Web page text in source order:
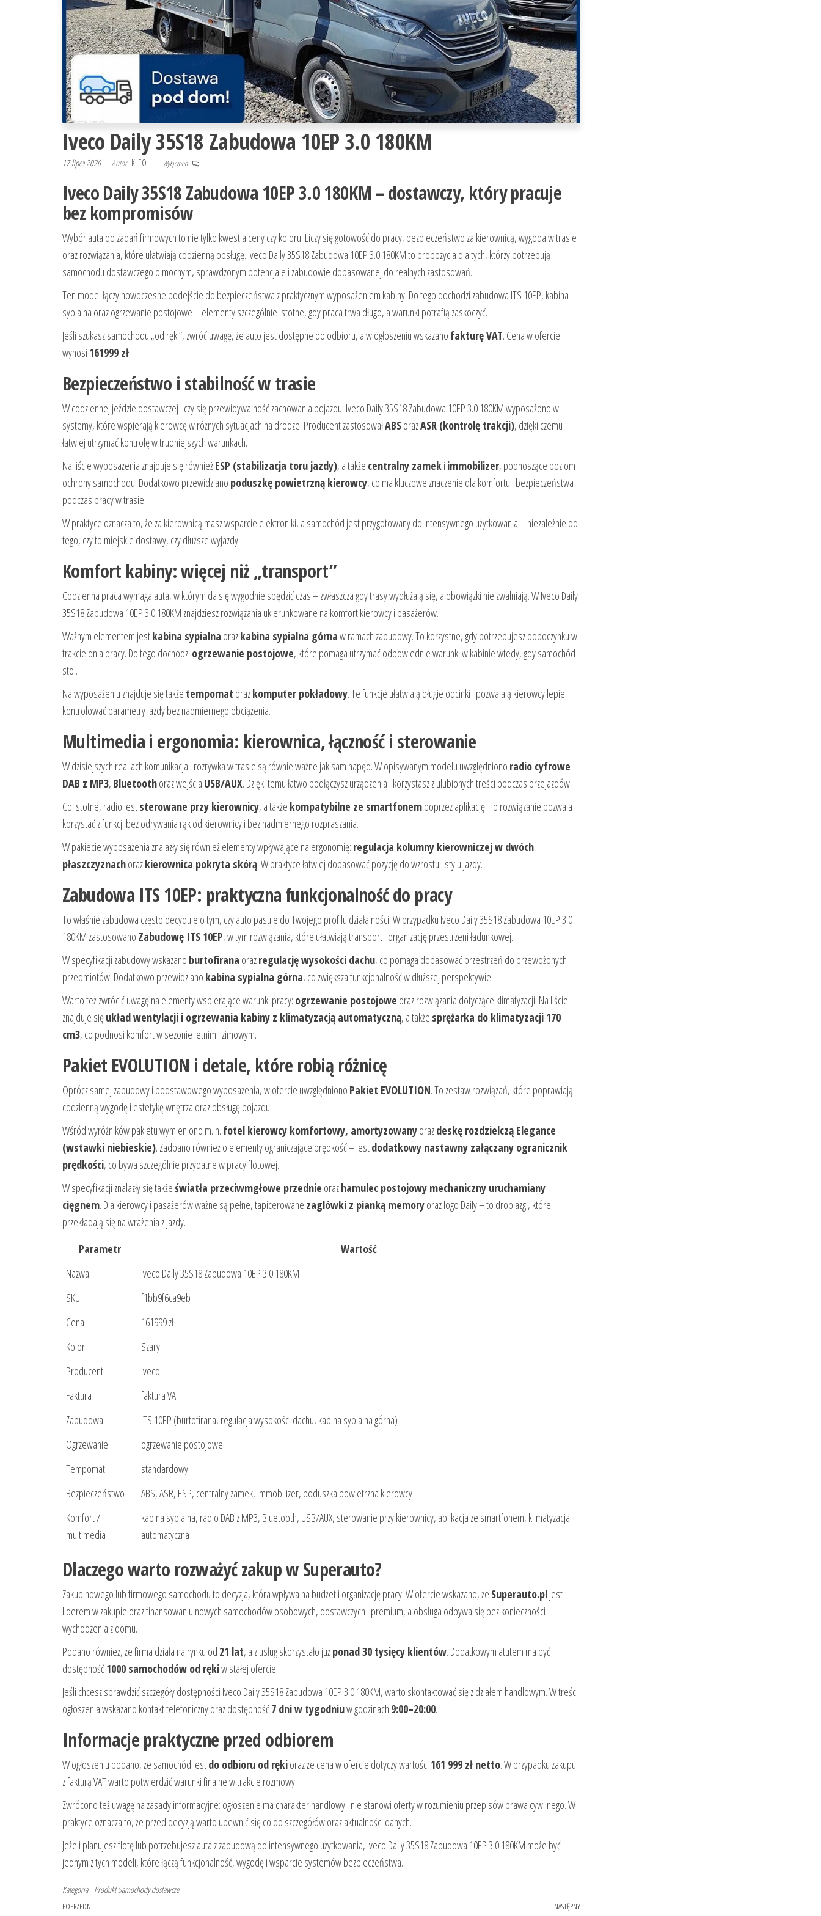
Iveco Daily 35S18 Zabudowa 10EP 3.0 180KM
17 lipca 2026 Autor KLEO Wyłączono
Iveco Daily 35S18 Zabudowa 10EP 3.0 180KM – dostawczy, który pracuje
bez kompromisów
Wybór auta do zadań firmowych to nie tylko kwestia ceny czy koloru. Liczy się gotowość do pracy, bezpieczeństwo za kierownicą, wygoda w trasie
oraz rozwiązania, które ułatwiają codzienną obsługę. Iveco Daily 35S18 Zabudowa 10EP 3.0 180KM to propozycja dla tych, którzy potrzebują
samochodu dostawczego o mocnym, sprawdzonym potencjale i zabudowie dopasowanej do realnych zastosowań.
Ten model łączy nowoczesne podejście do bezpieczeństwa z praktycznym wyposażeniem kabiny. Do tego dochodzi zabudowa ITS 10EP, kabina
sypialna oraz ogrzewanie postojowe – elementy szczególnie istotne, gdy praca trwa długo, a warunki potrafią zaskoczyć.
Jeśli szukasz samochodu „od ręki”, zwróć uwagę, że auto jest dostępne do odbioru, a w ogłoszeniu wskazano fakturę VAT. Cena w ofercie
wynosi 161999 zł.
Bezpieczeństwo i stabilność w trasie
W codziennej jeździe dostawczej liczy się przewidywalność zachowania pojazdu. Iveco Daily 35S18 Zabudowa 10EP 3.0 180KM wyposażono w
systemy, które wspierają kierowcę w różnych sytuacjach na drodze. Producent zastosowałABSorazASR (kontrolę trakcji), dzięki czemu
łatwiej utrzymać kontrolę w trudniejszych warunkach.
Na liście wyposażenia znajduje się równieżESP (stabilizacja toru jazdy), a także centralny zameki immobilizer, podnoszące poziom
ochrony samochodu. Dodatkowo przewidziano poduszkę powietrzną kierowcy, co ma kluczowe znaczenie dla komfortu i bezpieczeństwa
podczas pracy w trasie.
W praktyce oznacza to, że za kierownicą masz wsparcie elektroniki, a samochód jest przygotowany do intensywnego użytkowania – niezależnie od
tego, czy to miejskie dostawy, czy dłuższe wyjazdy.
Komfort kabiny: więcej niż „transport”
Codzienna praca wymaga auta, w którym da się wygodnie spędzić czas – zwłaszcza gdy trasy wydłużają się, a obowiązki nie zwalniają. W Iveco Daily
35S18 Zabudowa 10EP 3.0 180KM znajdziesz rozwiązania ukierunkowane na komfort kierowcy i pasażerów.
Ważnym elementem jestkabina sypialna orazkabina sypialna górnaw ramach zabudowy. To korzystne, gdy potrzebujesz odpoczynku w
trakcie dnia pracy. Do tego dochodzi ogrzewanie postojowe, które pomaga utrzymać odpowiednie warunki w kabinie wtedy, gdy samochód
stoi.
Na wyposażeniu znajduje się także tempomat orazkomputer pokładowy. Te funkcje ułatwiają długie odcinki i pozwalają kierowcy lepiej
kontrolować parametry jazdy bez nadmiernego obciążenia.
Multimedia i ergonomia: kierownica, łączność i sterowanie
W dzisiejszych realiach komunikacja i rozrywka w trasie są równie ważne jak sam napęd. W opisywanym modelu uwzględniono radio cyfrowe
DAB z MP3, Bluetoothoraz wejścia USB/AUX. Dzięki temu łatwo podłączysz urządzenia i korzystasz z ulubionych treści podczas przejazdów.
Co istotne, radio jeststerowane przy kierownicy, a także kompatybilne ze smartfonempoprzez aplikację. To rozwiązanie pozwala
korzystać z funkcji bez odrywania rąk od kierownicy i bez nadmiernego rozpraszania.
W pakiecie wyposażenia znalazły się również elementy wpływające na ergonomię: regulacja kolumny kierowniczej w dwóch
płaszczyznachorazkierownica pokryta skórą. W praktyce łatwiej dopasować pozycję do wzrostu i stylu jazdy.
Zabudowa ITS 10EP: praktyczna funkcjonalność do pracy
To właśnie zabudowa często decyduje o tym, czy auto pasuje do Twojego profilu działalności. W przypadku Iveco Daily 35S18 Zabudowa 10EP 3.0
180KM zastosowano Zabudowę ITS 10EP, w tym rozwiązania, które ułatwiają transport i organizację przestrzeni ładunkowej.
W specyfikacji zabudowy wskazano burtofirana orazregulację wysokości dachu, co pomaga dopasować przestrzeń do przewożonych
przedmiotów. Dodatkowo przewidziano kabina sypialna górna, co zwiększa funkcjonalność w dłuższej perspektywie.
Warto też zwrócić uwagę na elementy wspierające warunki pracy: ogrzewanie postojowe oraz rozwiązania dotyczące klimatyzacji. Na liście
znajduje sięukład wentylacji i ogrzewania kabiny z klimatyzacją automatyczną, a także sprężarka do klimatyzacji 170
cm3, co podnosi komfort w sezonie letnim i zimowym.
Pakiet EVOLUTION i detale, które robią różnicę
Oprócz samej zabudowy i podstawowego wyposażenia, w ofercie uwzględniono Pakiet EVOLUTION. To zestaw rozwiązań, które poprawiają
codzienną wygodę i estetykę wnętrza oraz obsługę pojazdu.
Wśród wyróżników pakietu wymieniono m.in. fotel kierowcy komfortowy, amortyzowanyorazdeskę rozdzielczą Elegance
(wstawki niebieskie). Zadbano również o elementy ograniczające prędkość – jestdodatkowy nastawny załączany ogranicznik
prędkości, co bywa szczególnie przydatne w pracy flotowej.
W specyfikacji znalazły się takżeświatła przeciwmgłowe przednie orazhamulec postojowy mechaniczny uruchamiany
cięgnem. Dla kierowcy i pasażerów ważne są pełne, tapicerowane zaglówki z pianką memoryoraz logo Daily – to drobiazgi, które
przekładają się na wrażenia z jazdy.
Parametr
Wartość
Nazwa
Iveco Daily 35S18 Zabudowa 10EP 3.0 180KM
SKU
f1bb9f6ca9eb
Cena
161999 zł
Kolor
Szary
Producent
Iveco
Faktura
faktura VAT
Zabudowa
ITS 10EP (burtofirana, regulacja wysokości dachu, kabina sypialna górna)
Ogrzewanie
ogrzewanie postojowe
Tempomat
standardowy
Bezpieczeństwo
ABS, ASR, ESP, centralny zamek, immobilizer, poduszka powietrzna kierowcy
Komfort /
multimedia
kabina sypialna, radio DAB z MP3, Bluetooth, USB/AUX, sterowanie przy kierownicy, aplikacja ze smartfonem, klimatyzacja
automatyczna
Dlaczego warto rozważyć zakup w Superauto?
Zakup nowego lub firmowego samochodu to decyzja, która wpływa na budżet i organizację pracy. W ofercie wskazano, że Superauto.pljest
liderem w zakupie oraz finansowaniu nowych samochodów osobowych, dostawczych i premium, a obsługa odbywa się bez konieczności
wychodzenia z domu.
Podano również, że firma działa na rynku od 21 lat, a z usług skorzystało jużponad 30 tysięcy klientów. Dodatkowym atutem ma być
dostępność1000 samochodów od rękiw stałej ofercie.
Jeśli chcesz sprawdzić szczegóły dostępności Iveco Daily 35S18 Zabudowa 10EP 3.0 180KM, warto skontaktować się z działem handlowym. W treści
ogłoszenia wskazano kontakt telefoniczny oraz dostępność7 dni w tygodniuw godzinach 9:00–20:00.
Informacje praktyczne przed odbiorem
W ogłoszeniu podano, że samochód jestdo odbioru od rękioraz że cena w ofercie dotyczy wartości 161 999 zł netto. W przypadku zakupu
z fakturą VAT warto potwierdzić warunki finalne w trakcie rozmowy.
Zwrócono też uwagę na zasady informacyjne: ogłoszenie ma charakter handlowy i nie stanowi oferty w rozumieniu przepisów prawa cywilnego. W
praktyce oznacza to, że przed decyzją warto upewnić się co do szczegółów oraz aktualności danych.
Jeżeli planujesz flotę lub potrzebujesz auta z zabudową do intensywnego użytkowania, Iveco Daily 35S18 Zabudowa 10EP 3.0 180KM może być
jednym z tych modeli, które łączą funkcjonalność, wygodę i wsparcie systemów bezpieczeństwa.
Kategoria ProduktSamochody dostawcze
Nawigacja
Poprzedni
POPRZEDNI Następny
NASTĘPNY